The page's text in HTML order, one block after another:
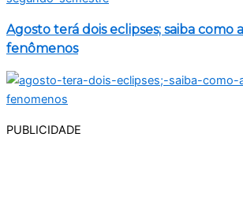
Agosto terá dois eclipses; saiba como
fenômenos
PUBLICIDADE